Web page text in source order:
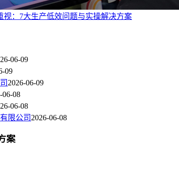
视：7大生产低效问题与实操解决方案
06-09
09
2026-06-09
06-08
06-08
限公司 2026-06-08
案